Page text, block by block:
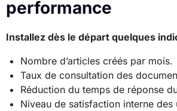
performance
Installez dès le départ quelques
Nombre d’articles créés par mois.
Taux de consultation des
Réduction du temps de réponse
Niveau de satisfaction interne des